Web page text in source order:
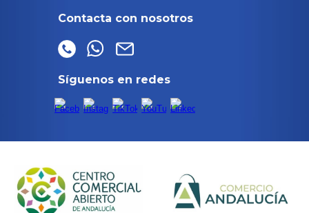
Contacta con nosotros
Síguenos en redes